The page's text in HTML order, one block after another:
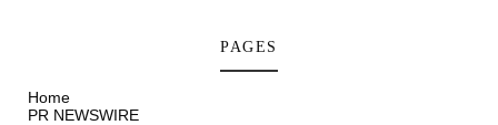
PAGES
Home
PR NEWSWIRE